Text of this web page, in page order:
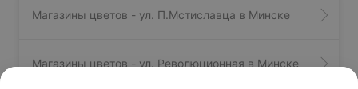
Вам будет интересно
Магазины цветов - ул. П.Мстиславца в Минске